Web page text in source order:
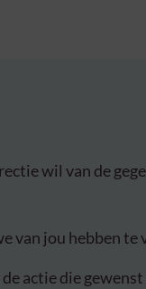
wil van de
van jou hebben
actie die